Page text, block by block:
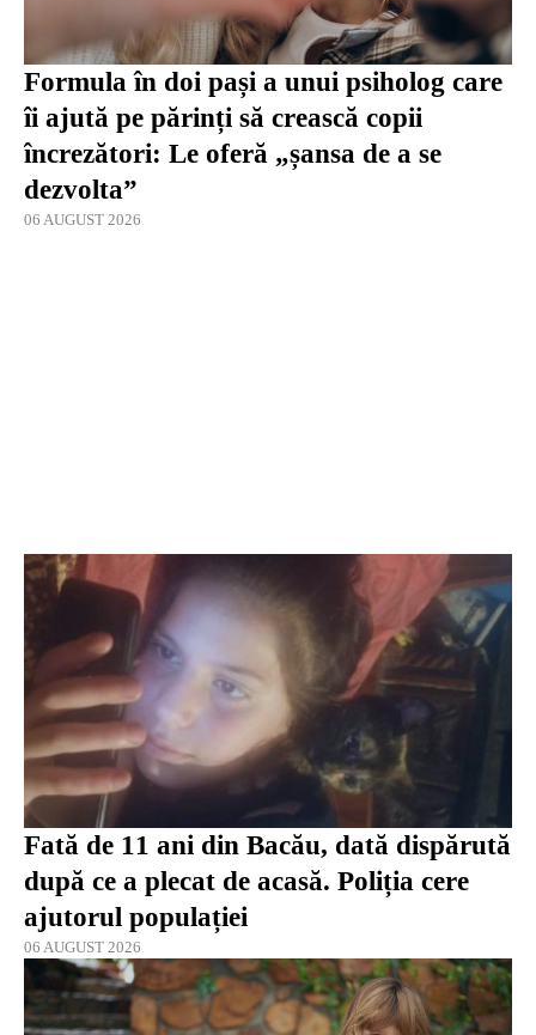
Formula în doi pași a unui psiholog care
îi ajută pe părinți să crească copii
încrezători: Le oferă „șansa de a se
dezvolta”
06 AUGUST 2026
Fată de 11 ani din Bacău, dată dispărută
după ce a plecat de acasă. Poliția cere
ajutorul populației
06 AUGUST 2026